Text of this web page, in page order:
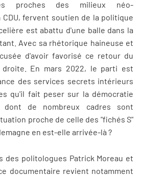
proches des milieux néo-
CDU, fervent soutien de la politique
est abattu d'une balle dans la
Avec sa rhétorique haineuse et
d'avoir favorisé ce retour du
droite. En mars 2022, le parti est
des services secrets intérieurs
qu'il fait peser sur la démocratie
dont de nombreux cadres sont
proche de celle des "fichés S"
en est-elle arrivée-là ?
des politologues Patrick Moreau et
documentaire revient notamment